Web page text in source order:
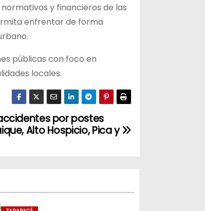
y financieros de las
enfrentar de forma
públicas con foco en
locales.
por postes
Alto Hospicio, Pica y